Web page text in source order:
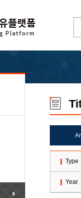
Type
Year